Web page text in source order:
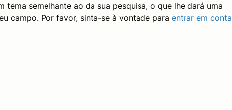
semelhante ao da sua pesquisa, o que lhe dará uma
campo. Por favor, sinta-se à vontade para entrar em